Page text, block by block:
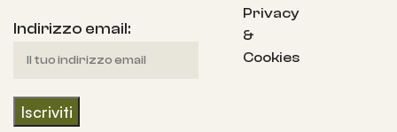
Indirizzo email:
Privacy
&
Cookies